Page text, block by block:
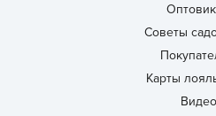
Советы
Карты
Видео